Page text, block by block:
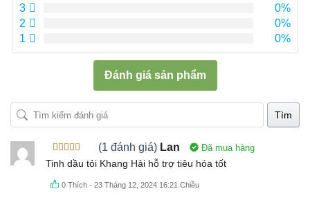
3
0%
2
0%
1
0%
Đánh giá sản phẩm
Tìm
Được xếp
hạng45
sao
(1 đánh giá) Lan Đã mua hàng
Tinh dầu tỏi Khang Hải hỗ trợ tiêu hóa tốt
0 Thích -23 Tháng 12, 2024 16:21 Chiều